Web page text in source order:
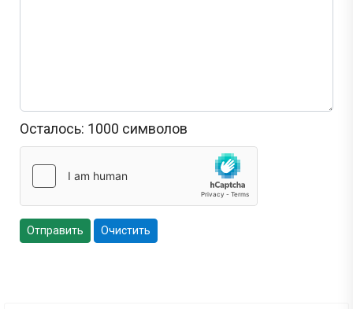
Осталось: 1000 символов
Отправить Очистить